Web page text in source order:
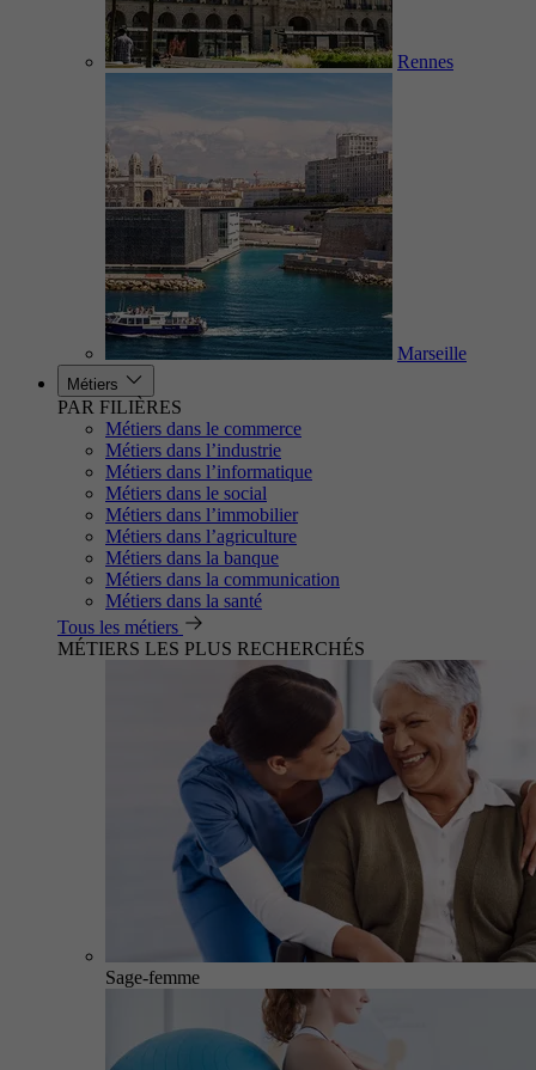
Rennes
Marseille
Métiers
PAR FILIÈRES
Métiers dans le commerce
Métiers dans l’industrie
Métiers dans l’informatique
Métiers dans le social
Métiers dans l’immobilier
Métiers dans l’agriculture
Métiers dans la banque
Métiers dans la communication
Métiers dans la santé
Tous les métiers
MÉTIERS LES PLUS RECHERCHÉS
Sage-femme